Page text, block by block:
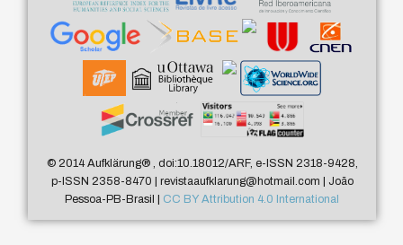
© 2014 Aufklärung®, doi:10.18012/ARF, e-ISSN 2318-9428,
p-ISSN 2358-8470 | revistaaufklarung@hotmail.com | João
Pessoa-PB-Brasil | CC BY Attribution 4.0 International